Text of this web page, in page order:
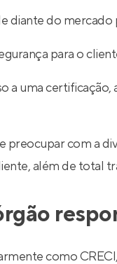
diante do mercado
para o
a uma
preocupar com a
além de total
como